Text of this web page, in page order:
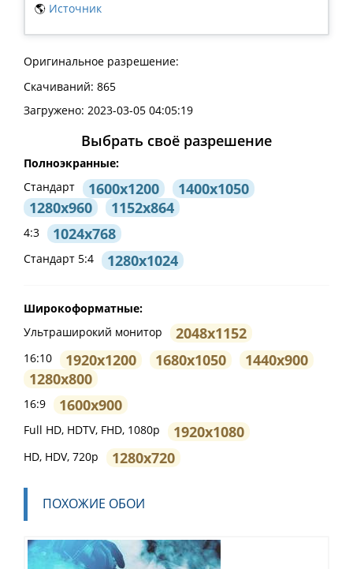
🌎 Источник
Оригинальное разрешение:
Скачиваний: 865
Загружено: 2023-03-05 04:05:19
Выбрать своё разрешение
Полноэкранные:
Стандарт
1600x1200
1400x1050
1280x960
1152x864
4:3 1024x768
Стандарт 5:4 1280x1024
Широкоформатные:
Ультраширокий монитор
2048x1152
16:10 1920x1200 1680x1050
1440x900
1280x800
16:9 1600x900
Full HD, HDTV, FHD, 1080p 1920x1080
HD, HDV, 720p 1280x720
ПОХОЖИЕ ОБОИ